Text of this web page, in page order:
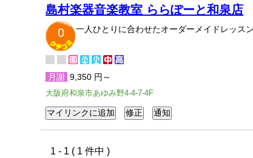
島村楽器音楽教室 ららぽーと和泉店
0
一人ひとりに合わせたオーダーメイドレッス
月謝 9,350 円～
大阪府和泉市あゆみ野4-4-7-4F
1 - 1 ( 1 件中 )